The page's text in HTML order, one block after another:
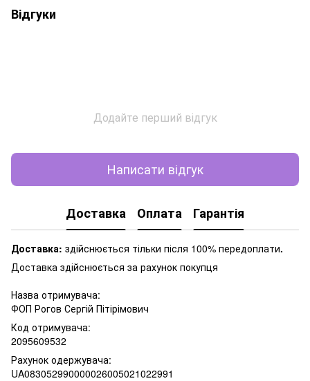
Відгуки
Додайте перший відгук
Написати відгук
Доставка Оплата Гарантія
Доставка: здійснюється тільки після 100% передоплати.
Доставка здійснюється за рахунок покупця
Назва отримувача:
ФОП Рогов Сергій Пітірімович
Код отримувача:
2095609532
Рахунок одержувача:
UA083052990000026005021022991